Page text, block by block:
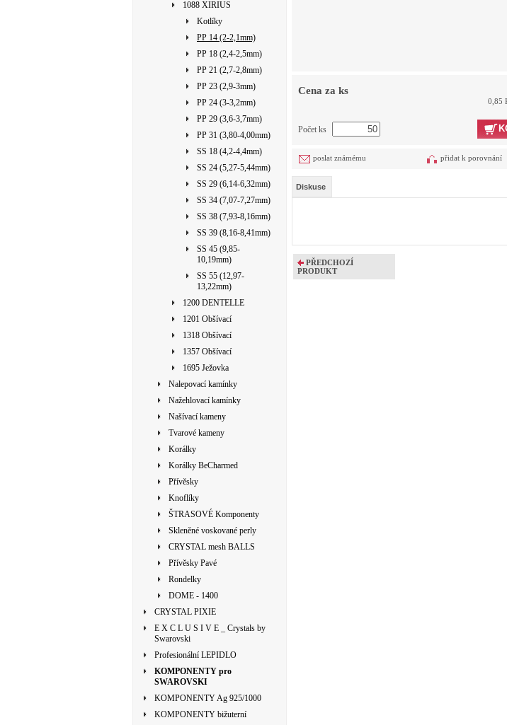
1088 XIRIUS
Kotlíky
PP 14 (2-2,1mm)
PP 18 (2,4-2,5mm)
PP 21 (2,7-2,8mm)
PP 23 (2,9-3mm)
PP 24 (3-3,2mm)
PP 29 (3,6-3,7mm)
PP 31 (3,80-4,00mm)
SS 18 (4,2-4,4mm)
SS 24 (5,27-5,44mm)
SS 29 (6,14-6,32mm)
SS 34 (7,07-7,27mm)
SS 38 (7,93-8,16mm)
SS 39 (8,16-8,41mm)
SS 45 (9,85-
10,19mm)
SS 55 (12,97-
13,22mm)
1200 DENTELLE
1201 Obšívací
1318 Obšívací
1357 Obšívací
1695 Ježovka
Nalepovací kamínky
Nažehlovací kamínky
Našívací kameny
Tvarové kameny
Korálky
Korálky BeCharmed
Přívěsky
Knoflíky
ŠTRASOVÉ Komponenty
Skleněné voskované perly
CRYSTAL mesh BALLS
Přívěsky Pavé
Rondelky
DOME - 1400
CRYSTAL PIXIE
E X C L U S I V E _ Crystals by
Swarovski
Profesionální LEPIDLO
KOMPONENTY pro
SWAROVSKI
KOMPONENTY Ag 925/1000
KOMPONENTY bižuterní
Cena za ks
0,85
Počet ks
poslat známému přidat k porovnání
Diskuse
PŘEDCHOZÍ
PRODUKT